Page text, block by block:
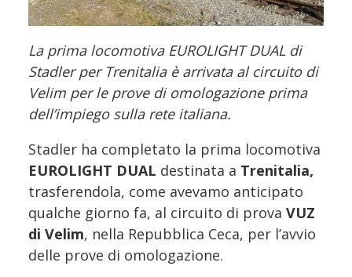
La prima locomotiva EUROLIGHT DUAL di
Stadler per Trenitalia è arrivata al circuito di
Velim per le prove di omologazione prima
dell’impiego sulla rete italiana.
Stadler ha completato la prima locomotiva
EUROLIGHT DUAL destinata a Trenitalia,
trasferendola, come avevamo anticipato
qualche giorno fa, al circuito di prova VUZ
di Velim, nella Repubblica Ceca, per l’avvio
delle prove di omologazione.